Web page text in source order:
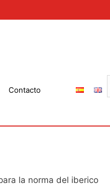
Contacto
la norma del iberico